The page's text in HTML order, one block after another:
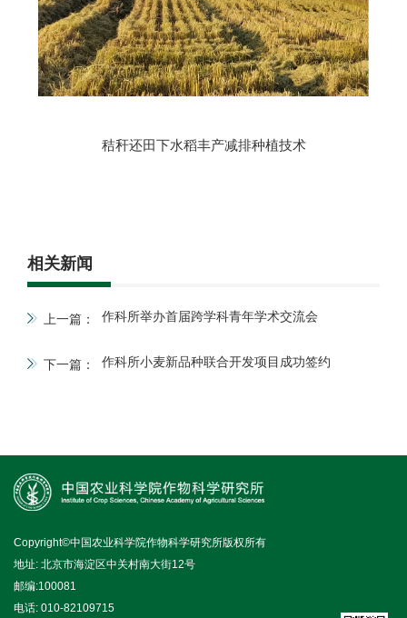
秸秆还田下水稻丰产减排种植技术
相关新闻
上一篇： 作科所举办首届跨学科青年学术交流会
下一篇： 作科所小麦新品种联合开发项目成功签约
Copyright©中国农业科学院作物科学研究所版权所有
地址: 北京市海淀区中关村南大街12号
邮编:100081
电话: 010-82109715